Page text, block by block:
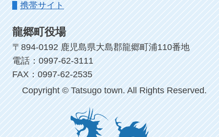
携帯サイト
龍郷町役場
〒894-0192 鹿児島県大島郡龍郷町浦110番地
電話：0997-62-3111
FAX：0997-62-2535
Copyright © Tatsugo town. All Rights Reserved.